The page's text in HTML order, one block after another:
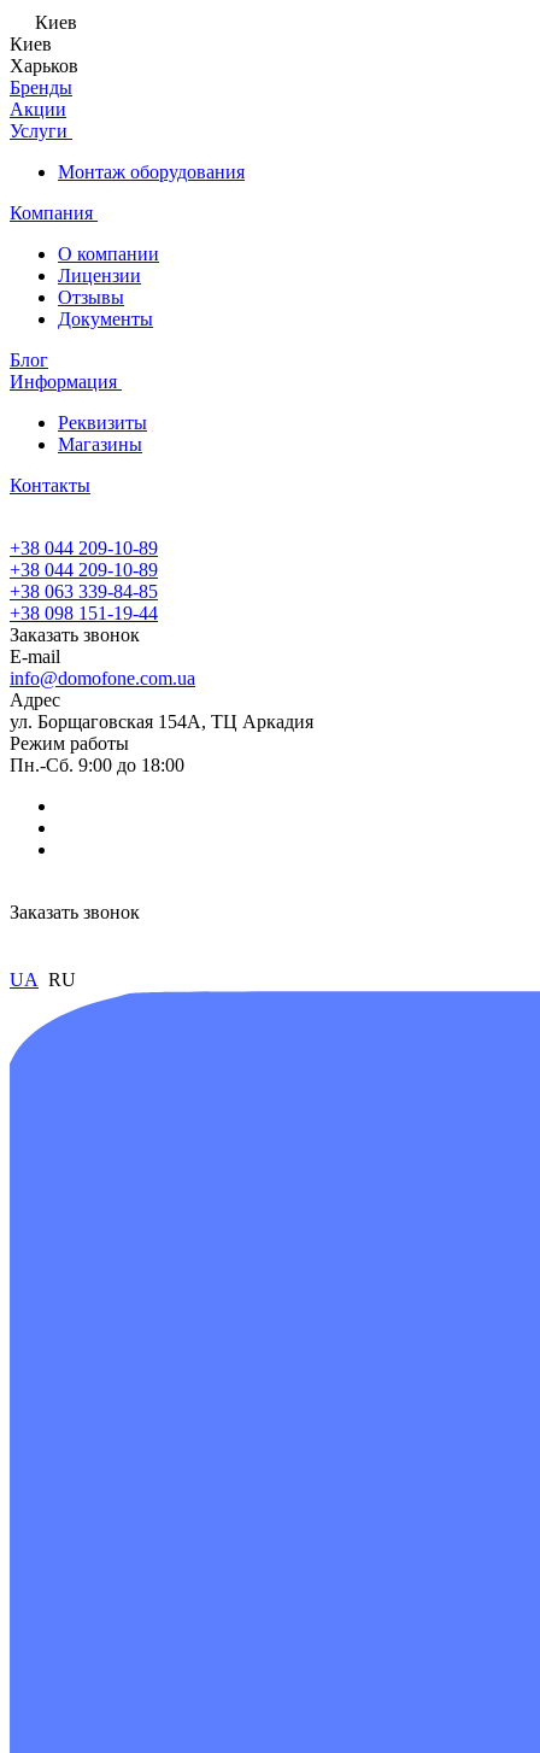
Киев
Киев
Харьков
Бренды
Акции
Услуги
Монтаж оборудования
Компания
О компании
Лицензии
Отзывы
Документы
Блог
Информация
Реквизиты
Магазины
Контакты
+38 044 209-10-89
+38 044 209-10-89
+38 063 339-84-85
+38 098 151-19-44
Заказать звонок
E-mail
info@domofone.com.ua
Адрес
ул. Борщаговская 154А, ТЦ Аркадия
Режим работы
Пн.-Сб. 9:00 до 18:00
Заказать звонок
UA RU